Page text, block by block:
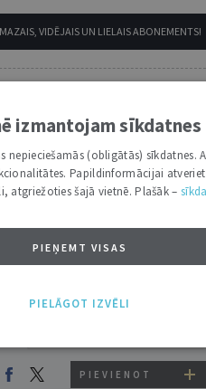
VIDĒJAIS UN LIELAIS ABONEMENTS!
PIEVIENOT
izmantojam sīkdatnes
(obligātās) sīkdatnes.
Papildinformācijai
atgriežoties šajā vietnē. Plašāk –
PIEŅEMT VISAS
PIELĀGOT IZVĒLI